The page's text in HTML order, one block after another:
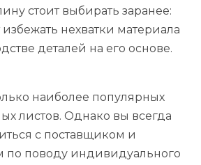
стоит выбирать заранее:
избежать нехватки материала
деталей на его основе.
наиболее популярных
листов. Однако вы всегда
с поставщиком и
по поводу индивидуального